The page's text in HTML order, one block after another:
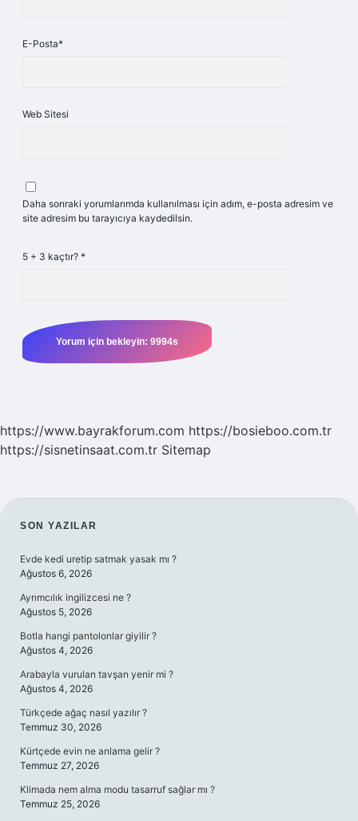
E-Posta*
Web Sitesi
Daha sonraki yorumlarımda kullanılması için adım, e-posta adresim ve
site adresim bu tarayıcıya kaydedilsin.
5 + 3 kaçtır? *
https://www.bayrakforum.com https://bosieboo.com.tr
https://sisnetinsaat.com.tr Sitemap
SIDEBAR
SON YAZILAR
Evde kedi uretip satmak yasak mı ?
Ağustos 6, 2026
Ayrımcılık ingilizcesi ne ?
Ağustos 5, 2026
Botla hangi pantolonlar giyilir ?
Ağustos 4, 2026
Arabayla vurulan tavşan yenir mi ?
Ağustos 4, 2026
Türkçede ağaç nasıl yazılır ?
Temmuz 30, 2026
Kürtçede evin ne anlama gelir ?
Temmuz 27, 2026
Klimada nem alma modu tasarruf sağlar mı ?
Temmuz 25, 2026